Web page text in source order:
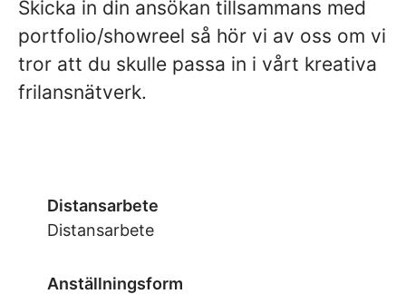
Skicka in din ansökan tillsammans med
portfolio/showreel så hör vi av oss om vi
tror att du skulle passa in i vårt kreativa
frilansnätverk.
Distansarbete
Distansarbete
Anställningsform